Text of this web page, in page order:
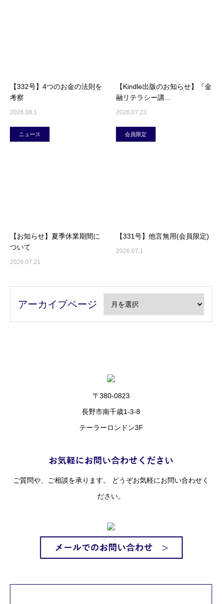
【332号】4つのお金の法則を
考察
2026.08.1
【Kindle出版のお知らせ】『金
融リテラシー講…
2026.07.23
ニュース
【お知らせ】夏季休業期間に
ついて
2026.07.21
会員限定
【331号】他言無用(会員限定)
2026.07.1
アーカイブページ
〒380-0823
長野市南千歳1-3-8
テーラーロンドン3F
ご質問や、ご相談を承ります。 どうぞお気軽にお問い合わせく
ださい。